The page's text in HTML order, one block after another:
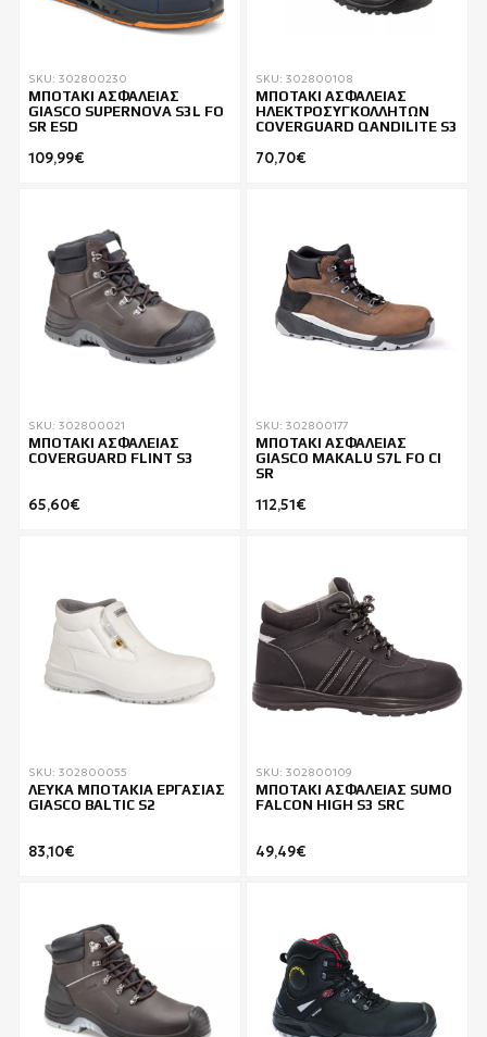
SKU: 302800230
ΜΠΟΤΑΚΙ ΑΣΦΑΛΕΙΑΣ
GIASCO SUPERNOVA S3L FO
SR ESD
109,99€
SKU: 302800108
ΜΠΟΤΑΚΙ ΑΣΦΑΛΕΙΑΣ
ΗΛΕΚΤΡΟΣΥΓΚΟΛΛΗΤΩΝ
COVERGUARD QANDILITE S3
70,70€
SKU: 302800021
ΜΠΟΤΑΚΙ ΑΣΦΑΛΕΙΑΣ
COVERGUARD FLINT S3
65,60€
SKU: 302800177
ΜΠΟΤΑΚΙ ΑΣΦΑΛΕΙΑΣ
GIASCO MAKALU S7L FO CI
SR
112,51€
SKU: 302800055
ΛΕΥΚΑ ΜΠΟΤΑΚΙΑ ΕΡΓΑΣΙΑΣ
GIASCO BALTIC S2
83,10€
SKU: 302800109
ΜΠΟΤΑΚΙ ΑΣΦΑΛΕΙΑΣ SUMO
FALCON HIGH S3 SRC
49,49€